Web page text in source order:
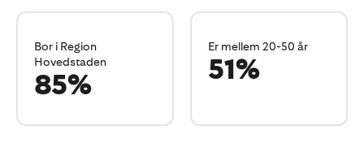
Bor i Region
Hovedstaden
85%
Er mellem 20-50 år
51%